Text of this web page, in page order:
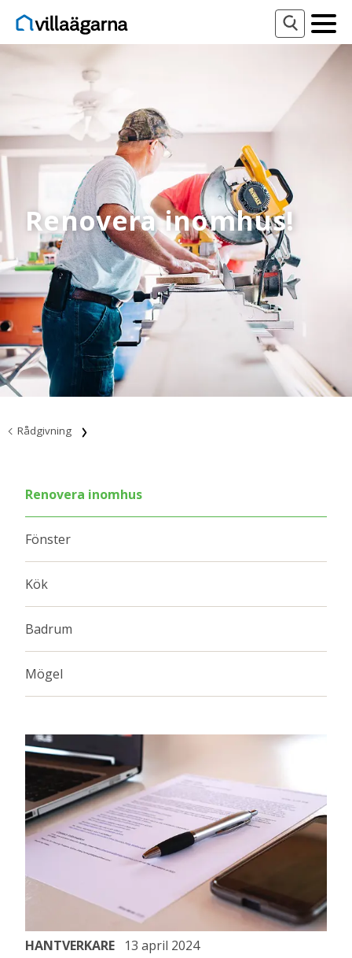
Renovera inomhus!
Rådgivning
Renovera inomhus
Fönster
Kök
Badrum
Mögel
HANTVERKARE 13 april 2024